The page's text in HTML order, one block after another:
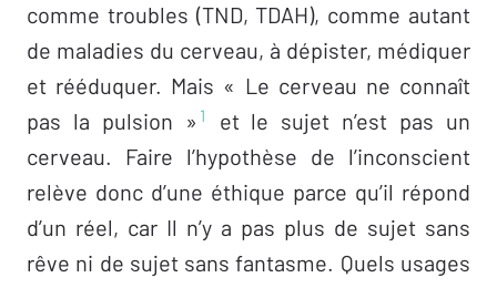
comme troubles (TND, TDAH), comme autant
de maladies du cerveau, à dépister, médiquer
et rééduquer. Mais « Le cerveau ne connaît
pas la pulsion » 1
et le sujet n’est pas un
cerveau. Faire l’hypothèse de l’inconscient
relève donc d’une éthique parce qu’il répond
d’un réel, car Il n’y a pas plus de sujet sans
rêve ni de sujet sans fantasme. Quels usages